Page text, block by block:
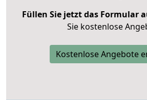
Füllen Sie jetzt das Formular
Sie kostenlose
Kostenlose Angebote